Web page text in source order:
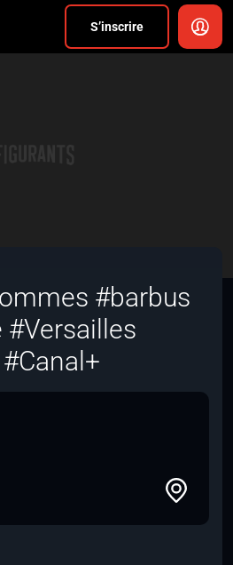
S’inscrire
#barbus
#Versailles